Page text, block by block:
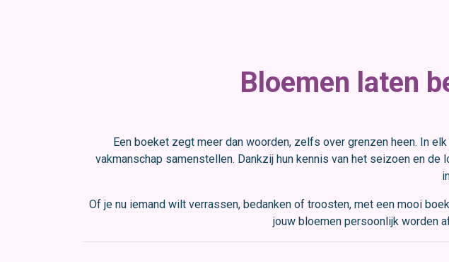
Bloemen laten
Een boeket zegt meer dan woorden, zelfs over grenzen heen. In
vakmanschap samenstellen. Dankzij hun kennis van het seizoen en
Of je nu iemand wilt verrassen, bedanken of troosten, met een mooi
jouw bloemen persoonlijk worden